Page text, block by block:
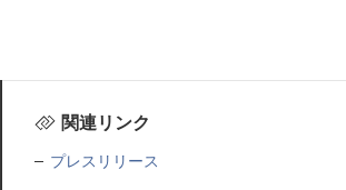
関連リンク
プレスリリース